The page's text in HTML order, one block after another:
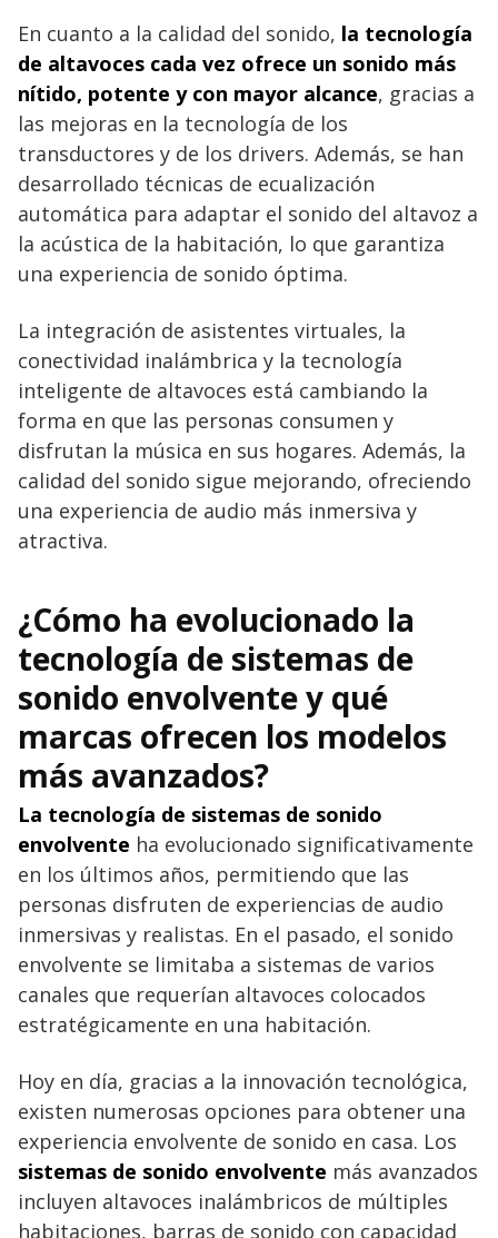
En cuanto a la calidad del sonido, la tecnología
de altavoces cada vez ofrece un sonido más
nítido, potente y con mayor alcance, gracias a
las mejoras en la tecnología de los
transductores y de los drivers. Además, se han
desarrollado técnicas de ecualización
automática para adaptar el sonido del altavoz a
la acústica de la habitación, lo que garantiza
una experiencia de sonido óptima.
La integración de asistentes virtuales, la
conectividad inalámbrica y la tecnología
inteligente de altavoces está cambiando la
forma en que las personas consumen y
disfrutan la música en sus hogares. Además, la
calidad del sonido sigue mejorando, ofreciendo
una experiencia de audio más inmersiva y
atractiva.
¿Cómo ha evolucionado la
tecnología de sistemas de
sonido envolvente y qué
marcas ofrecen los modelos
más avanzados?
La tecnología de sistemas de sonido
envolvente ha evolucionado significativamente
en los últimos años, permitiendo que las
personas disfruten de experiencias de audio
inmersivas y realistas. En el pasado, el sonido
envolvente se limitaba a sistemas de varios
canales que requerían altavoces colocados
estratégicamente en una habitación.
Hoy en día, gracias a la innovación tecnológica,
existen numerosas opciones para obtener una
experiencia envolvente de sonido en casa. Los
sistemas de sonido envolvente más avanzados
incluyen altavoces inalámbricos de múltiples
habitaciones, barras de sonido con capacidad